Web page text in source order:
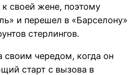
своей жене, поэтому
и перешел в «Барселону»
стерлингов.
своим чередом, когда он
старт с вызова в